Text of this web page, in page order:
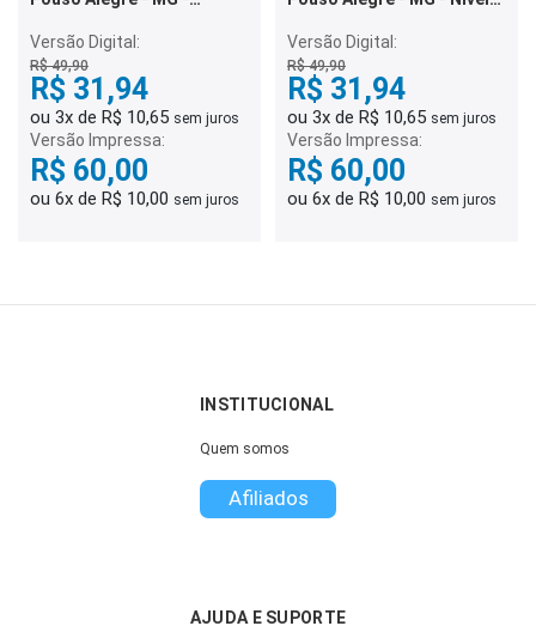
de Pronto Atendimento
(Quadro II)
Versão Digital:
R$ 49,90
R$ 31,94
ou 3x de R$ 10,65 sem juros
Versão Impressa:
R$ 60,00
ou 6x de R$ 10,00 sem juros
Versão Digital:
R$ 49,90
R$ 31,94
ou 3x de R$ 10,65 sem juros
Versão Impressa:
R$ 60,00
ou 6x de R$ 10,00 sem juros
INSTITUCIONAL
Quem somos
Afiliados
AJUDA E SUPORTE